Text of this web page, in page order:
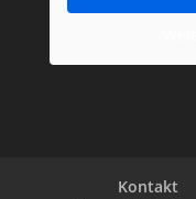
Kontakt